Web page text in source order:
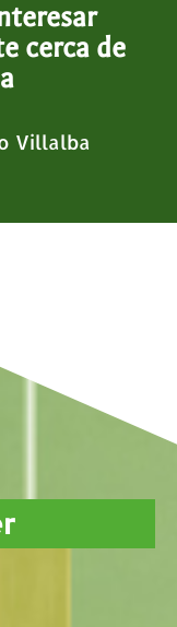
cerca de
Villalba